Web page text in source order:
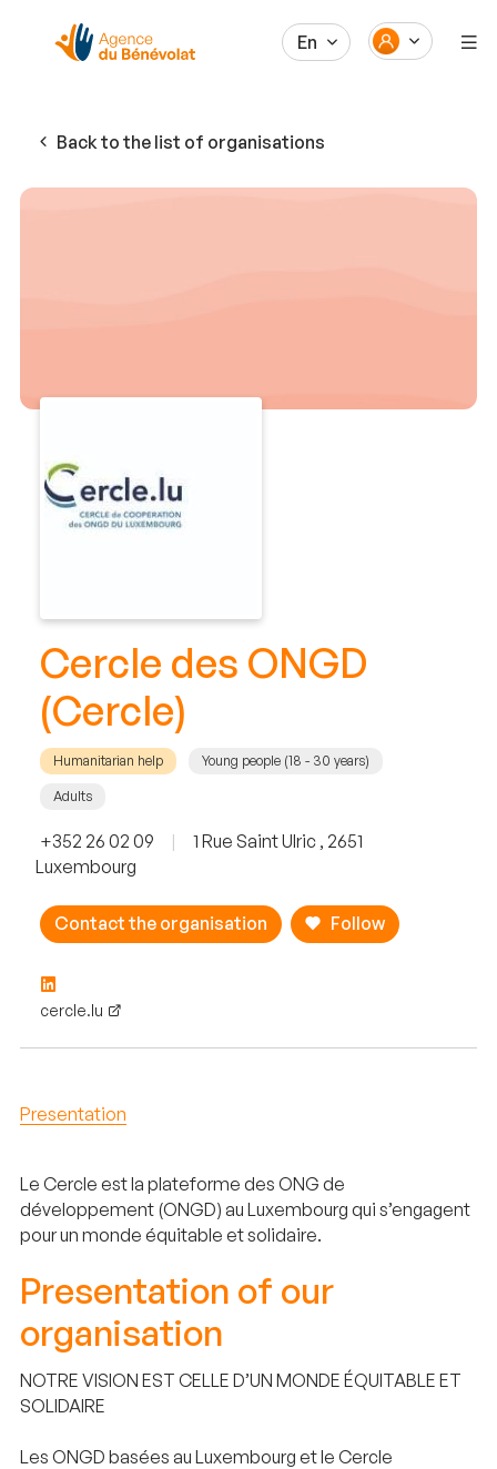
En
Back to the list of organisations
Cercle des ONGD
(Cercle)
Humanitarian help Young people (18 - 30 years)
Adults
+352 26 02 09 |
1 Rue Saint Ulric , 2651
Luxembourg
Contact the organisation Follow
cercle.lu
Presentation
Le Cercle est la plateforme des ONG de
développement (ONGD) au Luxembourg qui s’engagent
pour un monde équitable et solidaire.
Presentation of our
organisation
NOTRE VISION EST CELLE D’UN MONDE ÉQUITABLE ET
SOLIDAIRE
Les ONGD basées au Luxembourg et le Cercle